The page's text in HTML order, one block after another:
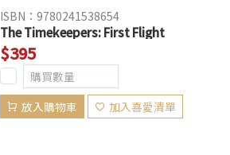
ISBN：9780241538654
The Timekeepers: First Flight
$395
放入購物車 加入喜愛清單